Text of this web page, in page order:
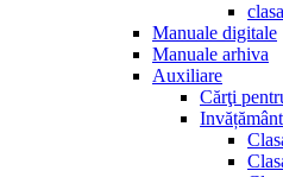
Manuale digitale
Manuale arhiva
Auxiliare
Cărţi